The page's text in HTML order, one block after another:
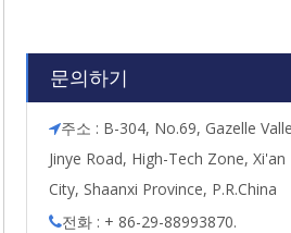
문의하기
주소 : B-304, No.69, Gazelle
Jinye Road, High-Tech Zone, Xi'an
City, Shaanxi Province, P.R.China
전화 : + 86-29-88993870.